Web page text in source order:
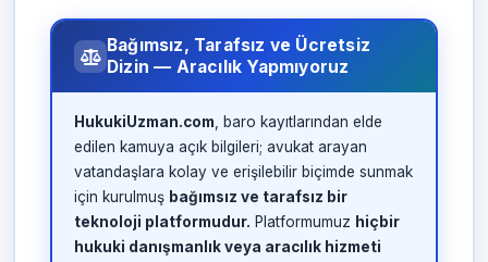
Bağımsız, Tarafsız ve Ücretsiz
Dizin — Aracılık Yapmıyoruz
HukukiUzman.com , baro kayıtlarından elde
edilen kamuya açık bilgileri; avukat arayan
vatandaşlara kolay ve erişilebilir biçimde sunmak
için kurulmuş bağımsız ve tarafsız bir
teknoloji platformudur. Platformumuz hiçbir
hukuki danışmanlık veya aracılık hizmeti